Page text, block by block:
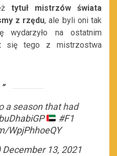
tytuł mistrzów świata
z rzędu, ale byli oni tak
wydarzyło na ostatnim
się tego z mistrzostwa
a season that had
#F1
WpjPhhoeQY
December 13, 2021